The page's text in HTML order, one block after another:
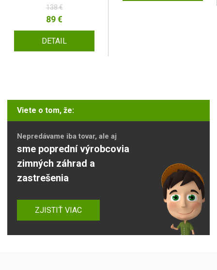
138 €
89 €
DETAIL
Viete o tom, že:
Nepredávame iba tovar, ale aj
sme poprední výrobcovia
zimných záhrad a
zastrešenia
ZJISTIŤ VIAC